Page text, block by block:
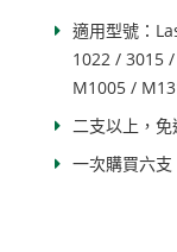
適用型號：
1022 / 3015
M1005 /
二支以上，免
一次購買六支